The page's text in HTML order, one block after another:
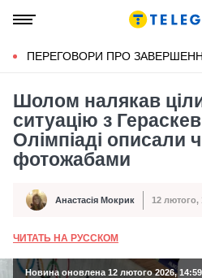
ПЕРЕГОВОРИ ПРО
Шолом налякав
ситуацію з
Олімпіаді описали
фотожабами
Автор Анастасія Мокрик
Дата публікації 12 лютого,
ЧИТАТЬ НА РУССКОМ
Новина оновлена 12 лютого 2026, 14:59